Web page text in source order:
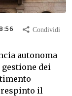
autonoma
dei
respinto il